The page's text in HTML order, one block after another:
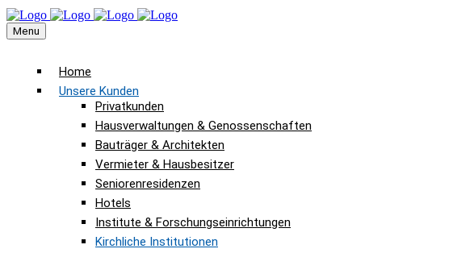
Menu
Home
Unsere Kunden
Privatkunden
Hausverwaltungen & Genossenschaften
Bauträger & Architekten
Vermieter & Hausbesitzer
Seniorenresidenzen
Hotels
Institute & Forschungseinrichtungen
Kirchliche Institutionen